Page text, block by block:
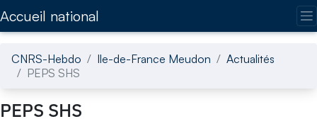
Accueil national
CNRS-Hebdo Ile-de-France Meudon
Actualités
PEPS SHS
PEPS SHS